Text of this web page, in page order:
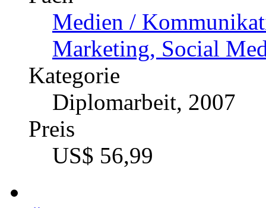
Medien /
Marketing, Social
Kategorie
Diplomarbeit, 2007
Preis
US$ 56,99